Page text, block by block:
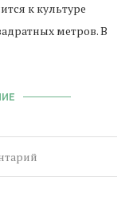
к культуре
метров. В